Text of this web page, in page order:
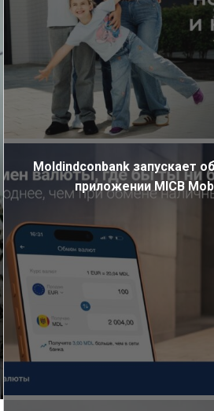
Moldindconbank запускает
приложении MICB